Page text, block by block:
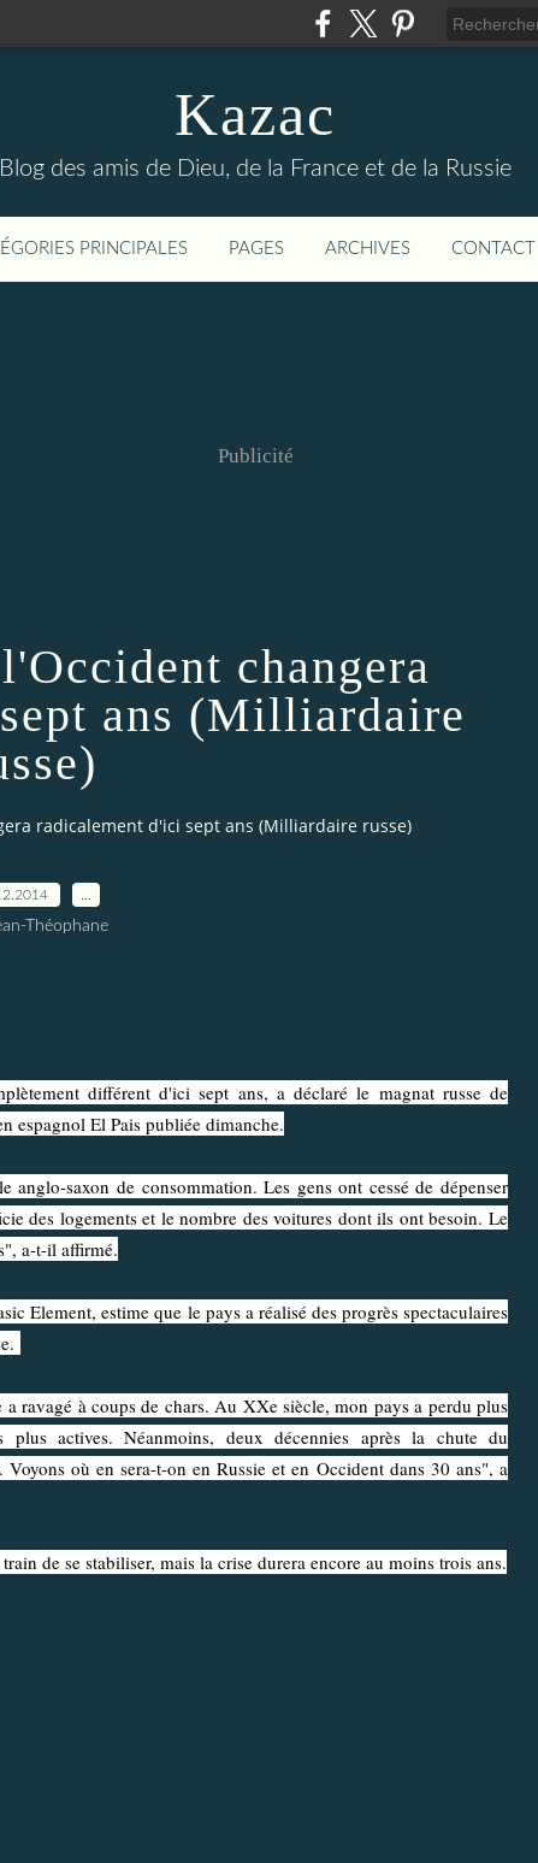
Kazac
Blog des amis de Dieu, de la France et de la Russie
PRINCIPALES PAGES ARCHIVES CONTACT
Publicité
changera
ans (Milliardaire
radicalement d'ici sept ans (Milliardaire russe)
Théophane
différent d'ici sept ans, a déclaré le magnat russe de
espagnol El Pais publiée dimanche.
saxon de consommation. Les gens ont cessé de dépenser
des logements et le nombre des voitures dont ils ont besoin. Le
a-t-il affirmé.
estime que le pays a réalisé des progrès spectaculaires
à coups de chars. Au XXe siècle, mon pays a perdu plus
actives. Néanmoins, deux décennies après la chute du
où en sera-t-on en Russie et en Occident dans 30 ans", a
de se stabiliser, mais la crise durera encore au moins trois ans.